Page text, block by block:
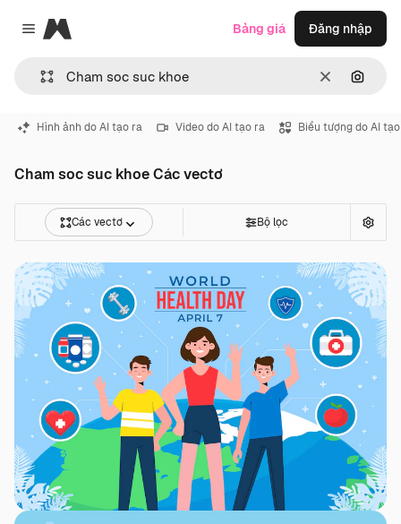
Close menu
Magnific
ThôngTìm
Bảng giá Đăng nhập
Hình ảnh do AI tạo ra Video do AI tạo ra Biểu tượng do AI
Cham soc suc khoe Các vectơ
Các vectơ Bộ lọc